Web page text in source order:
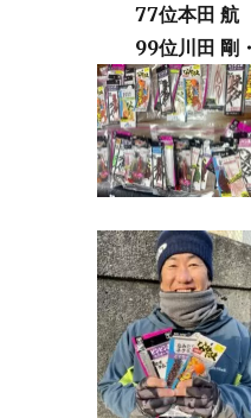
77位本田 航 88
99位川田 剛・